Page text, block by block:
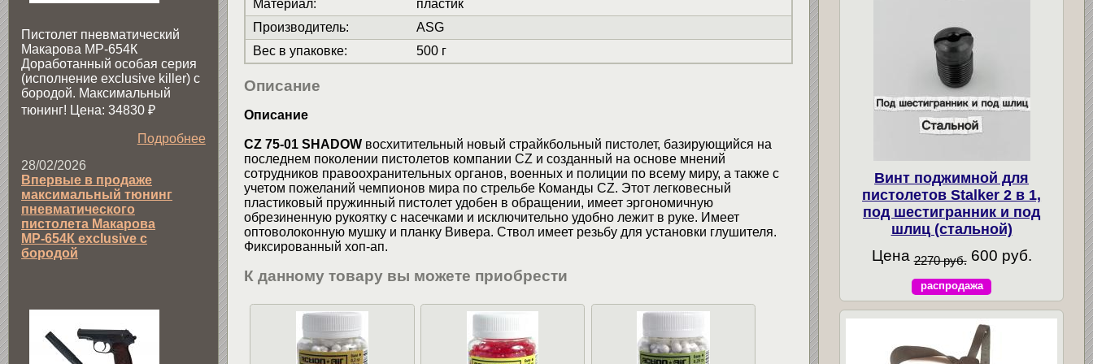
Материал:
пластик
Производитель:
ASG
Вес в упаковке: 500 г
Описание
Описание
CZ 75-01 SHADOWвосхитительный новый страйкбольный пистолет, базирующийся на
последнем поколении пистолетов компании CZ и созданный на основе мнений
сотрудников правоохранительных органов, военных и полиции по всему миру, а также с
учетом пожеланий чемпионов мира по стрельбе Команды CZ. Этот легковесный
пластиковый пружинный пистолет удобен в обращении, имеет эргономичную
обрезиненную рукоятку с насечками и исключительно удобно лежит в руке. Имеет
оптоволоконную мушку и планку Вивера. Ствол имеет резьбу для установки глушителя.
Фиксированный хоп-ап.
К данному товару вы можете приобрести
Пистолет пневматический
Макарова МР-654К
Доработанный особая серия
(исполнение exclusive killer) с
бородой. Максимальный
тюнинг! Цена: 34830 ₽
Подробнее
28/02/2026
Впервые в продаже
максимальный тюнинг
пневматического
пистолета Макарова
МР-654К exclusive с
бородой
Винт поджимной для
пистолетов Stalker 2 в 1,
под шестигранник и под
шлиц (стальной)
Цена 2270 руб. 600 руб.
распродажа